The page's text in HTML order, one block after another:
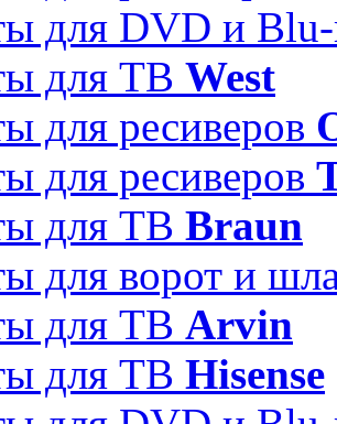
для DVD и
для ТВ West
для ресиверов
для ресиверов
для ТВ Braun
для ворот и
для ТВ Arvin
для ТВ Hisense